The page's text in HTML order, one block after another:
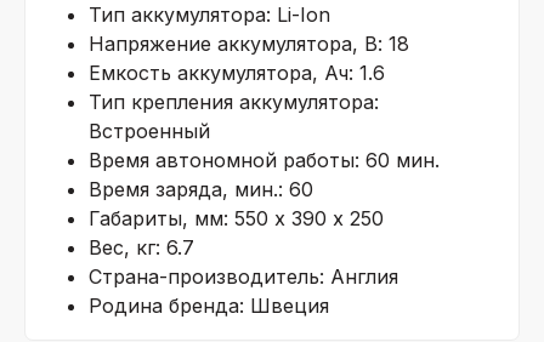
Тип аккумулятора: Li-Ion
Напряжение аккумулятора, В: 18
Емкость аккумулятора, Ач: 1.6
Тип крепления аккумулятора:
Встроенный
Время автономной работы: 60 мин.
Время заряда, мин.: 60
Габариты, мм: 550 х 390 х 250
Вес, кг: 6.7
Страна-производитель: Англия
Родина бренда: Швеция